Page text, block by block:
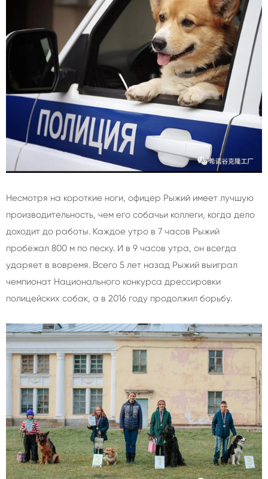
Несмотря на короткие ноги, офицер Рыжий имеет лучшую
производительность, чем его собачьи коллеги, когда дело
доходит до работы. Каждое утро в 7 часов Рыжий
пробежал 800 м по песку. И в 9 часов утра, он всегда
ударяет в вовремя. Всего 5 лет назад Рыжий выиграл
чемпионат Национального конкурса дрессировки
полицейских собак, а в 2016 году продолжил борьбу.